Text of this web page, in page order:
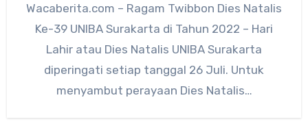
Wacaberita.com – Ragam Twibbon Dies Natalis
Ke-39 UNIBA Surakarta di Tahun 2022 – Hari
Lahir atau Dies Natalis UNIBA Surakarta
diperingati setiap tanggal 26 Juli. Untuk
menyambut perayaan Dies Natalis…